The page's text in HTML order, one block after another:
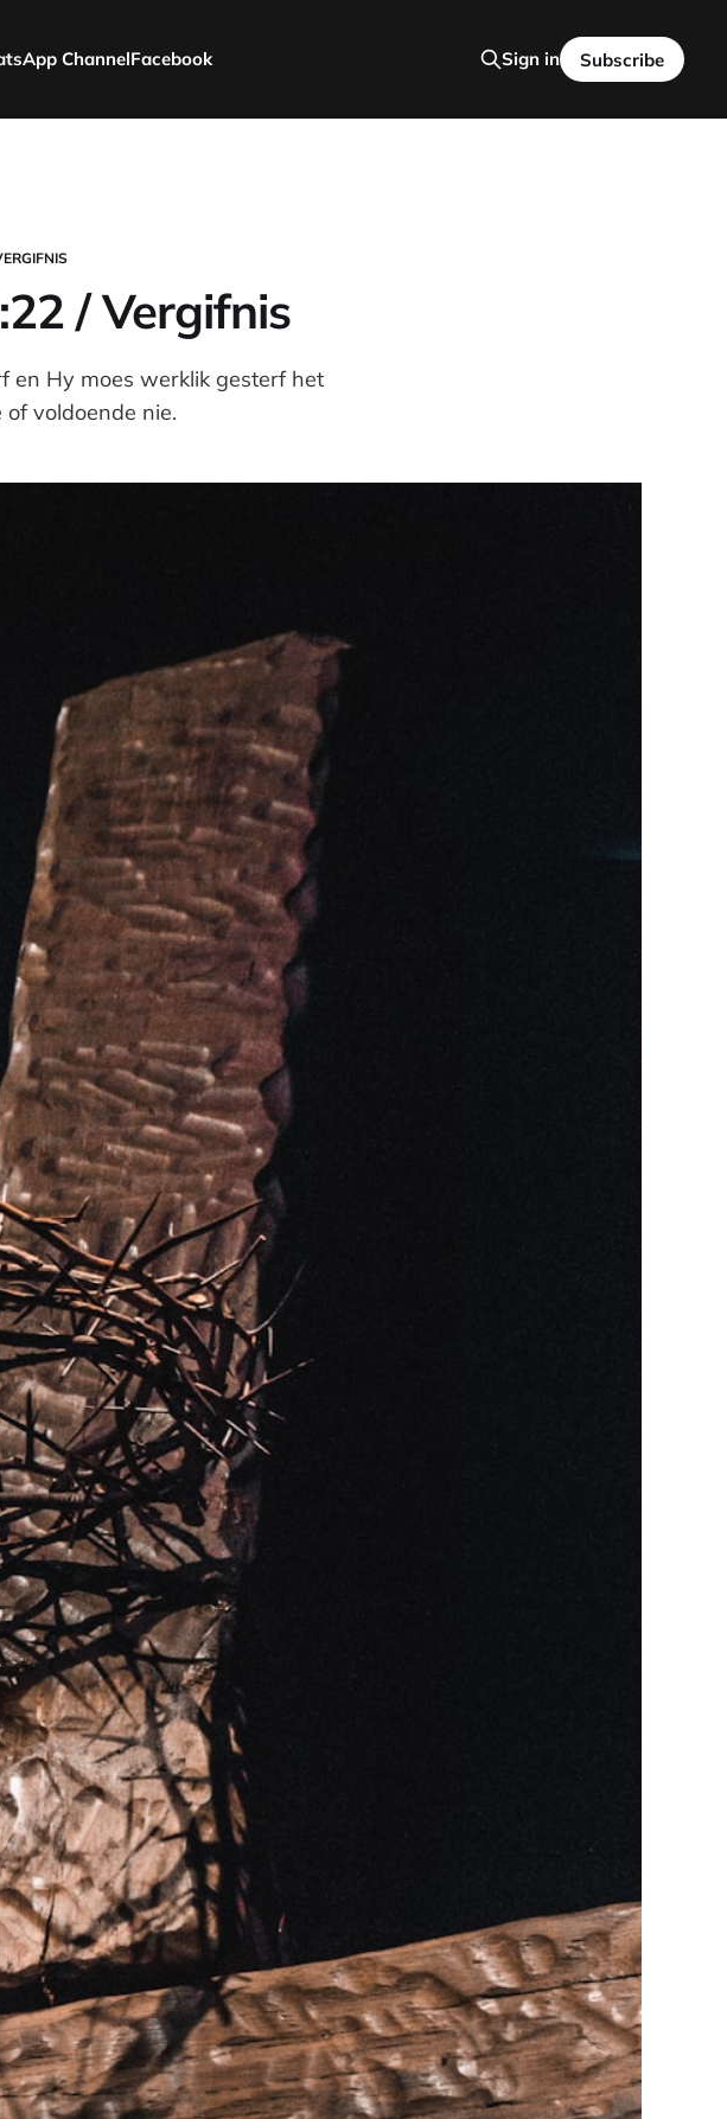
ChannelFacebook Sign in Subscribe
/ Vergifnis
en Hy moes werklik gesterf het
voldoende nie.